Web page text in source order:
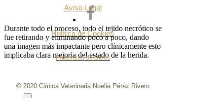
Durante todo el proceso, todo el tejido necrótico se
fue retirando y eliminando poco a poco, dando
una imagen más impactante pero clínicamente esto
implicaba clara mejoría del estado de la herida.
Aviso Legal
Política de Cookies
Protección de Datos
© 2020 Clínica Veterinaria Noelia Pérez Rivero